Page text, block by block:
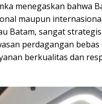
menegaskan bahwa
maupun
Batam, sangat
perdagangan bebas
berkualitas dan